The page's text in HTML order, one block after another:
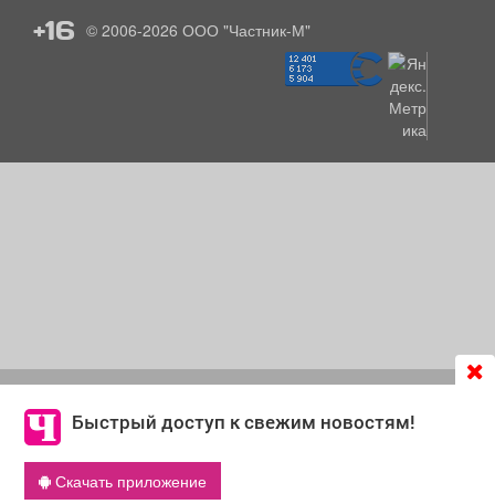
Быстрый доступ к свежим новостям!
Скачать приложение
согласие на обработку файлов cookie, которые
обеспечивают корректную работу сайта и сбора
информации для улучшения качества сервисов.
Что такое cookie
+16 © 2006-2026 ООО "Частник-М"